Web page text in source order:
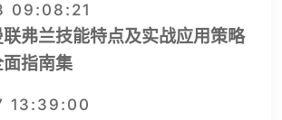
09:08:21
弗兰技能特点及实战应用策略
指南集
13:39:00